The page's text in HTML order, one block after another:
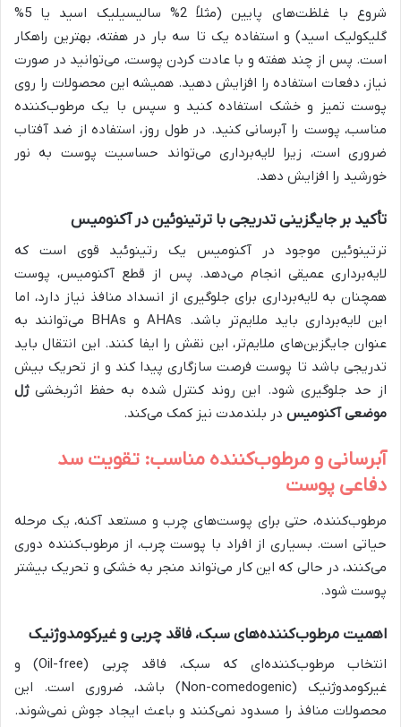
شروع با غلظت‌های پایین (مثلاً 2% سالیسیلیک اسید یا 5%
گلیکولیک اسید) و استفاده یک تا سه بار در هفته، بهترین راهکار
است. پس از چند هفته و با عادت کردن پوست، می‌توانید در صورت
نیاز، دفعات استفاده را افزایش دهید. همیشه این محصولات را روی
پوست تمیز و خشک استفاده کنید و سپس با یک مرطوب‌کننده
مناسب، پوست را آبرسانی کنید. در طول روز، استفاده از ضد آفتاب
ضروری است، زیرا لایه‌برداری می‌تواند حساسیت پوست به نور
خورشید را افزایش دهد.
تأکید بر جایگزینی تدریجی با ترتینوئین در آکنومیس
ترتینوئین موجود در آکنومیس یک رتینوئید قوی است که
لایه‌برداری عمیقی انجام می‌دهد. پس از قطع آکنومیس، پوست
همچنان به لایه‌برداری برای جلوگیری از انسداد منافذ نیاز دارد، اما
این لایه‌برداری باید ملایم‌تر باشد. AHAs و BHAs می‌توانند به
عنوان جایگزین‌های ملایم‌تر، این نقش را ایفا کنند. این انتقال باید
تدریجی باشد تا پوست فرصت سازگاری پیدا کند و از تحریک بیش
از حد جلوگیری شود. این روند کنترل شده به حفظ اثربخشیژل
موضعی آکنومیس در بلندمدت نیز کمک می‌کند.
آبرسانی و مرطوب‌کننده مناسب: تقویت سد
دفاعی پوست
مرطوب‌کننده، حتی برای پوست‌های چرب و مستعد آکنه، یک مرحله
حیاتی است. بسیاری از افراد با پوست چرب، از مرطوب‌کننده دوری
می‌کنند، در حالی که این کار می‌تواند منجر به خشکی و تحریک بیشتر
پوست شود.
اهمیت مرطوب‌کننده‌های سبک، فاقد چربی و غیرکومدوژنیک
انتخاب مرطوب‌کننده‌ای که سبک، فاقد چربی (Oil-free) و
غیرکومدوژنیک (Non-comedogenic) باشد، ضروری است. این
محصولات منافذ را مسدود نمی‌کنند و باعث ایجاد جوش نمی‌شوند.